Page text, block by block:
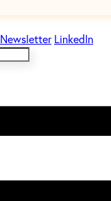
Newsletter LinkedIn